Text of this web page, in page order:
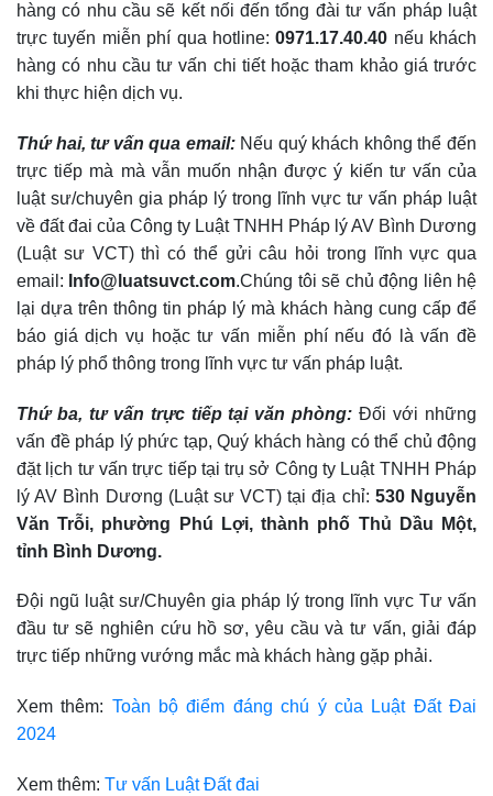
hàng có nhu cầu sẽ kết nối đến tổng đài tư vấn pháp luật
trực tuyến miễn phí qua hotline:0971.17.40.40 nếu khách
hàng có nhu cầu tư vấn chi tiết hoặc tham khảo giá trước
khi thực hiện dịch vụ.
Thứ hai, tư vấn qua email:Nếu quý khách không thể đến
trực tiếp mà mà vẫn muốn nhận được ý kiến tư vấn của
luật sư/chuyên gia pháp lý trong lĩnh vực tư vấn pháp luật
về đất đai của Công ty Luật TNHH Pháp lý AV Bình Dương
(Luật sư VCT) thì có thể gửi câu hỏi trong lĩnh vực qua
email: Info@luatsuvct.com.Chúng tôi sẽ chủ động liên hệ
lại dựa trên thông tin pháp lý mà khách hàng cung cấp để
báo giá dịch vụ hoặc tư vấn miễn phí nếu đó là vấn đề
pháp lý phổ thông trong lĩnh vực tư vấn pháp luật.
Thứ ba, tư vấn trực tiếp tại văn phòng: Đối với những
vấn đề pháp lý phức tạp, Quý khách hàng có thể chủ động
đặt lịch tư vấn trực tiếp tại trụ sở Công ty Luật TNHH Pháp
lý AV Bình Dương (Luật sư VCT) tại địa chỉ: 530 Nguyễn
Văn Trỗi, phường Phú Lợi, thành phố Thủ Dầu Một,
tỉnh Bình Dương.
Đội ngũ luật sư/Chuyên gia pháp lý trong lĩnh vực Tư vấn
đầu tư sẽ nghiên cứu hồ sơ, yêu cầu và tư vấn, giải đáp
trực tiếp những vướng mắc mà khách hàng gặp phải.
Xem thêm: Toàn bộ điểm đáng chú ý của Luật Đất Đai
2024
Xem thêm: Tư vấn Luật Đất đai